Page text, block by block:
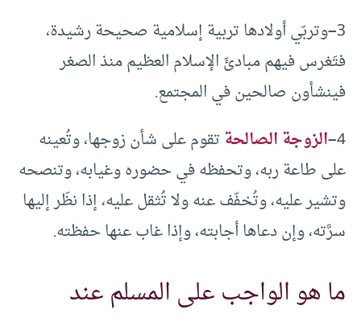
3
–وتربّي أولادها تربية إسلامية صحيحة رشيدة،
فتَغرس فيهم مبادئَ الإسلام العظيم منذ الصغر
فينشأون صالحين في المجتمع.
4
–الزوجة الصالحةتقوم على شأن زوجها، وتُعينه
على طاعة ربه، وتحفظه في حضوره وغيابه، وتنصحه
وتشير عليه، وتُخفّف عنه ولا تُثقل عليه، إذا نظَر إليها
سرَّته، وإن دعاها أجابته، وإذا غاب عنها حفظته.
ما هو الواجب على المسلم عند